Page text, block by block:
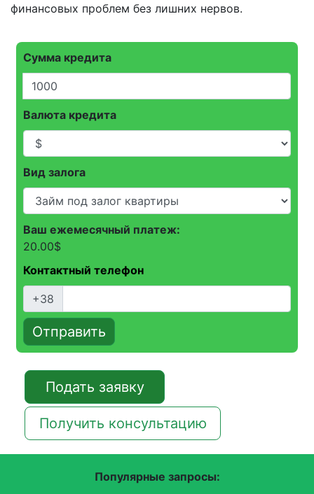
финансовых проблем без лишних нервов.
Сумма кредита
Валюта кредита
Вид залога
Ваш ежемесячный платеж:
20.00$
Контактный телефон
+38
Отправить
Подать заявку
Получить консультацию
Популярные запросы: